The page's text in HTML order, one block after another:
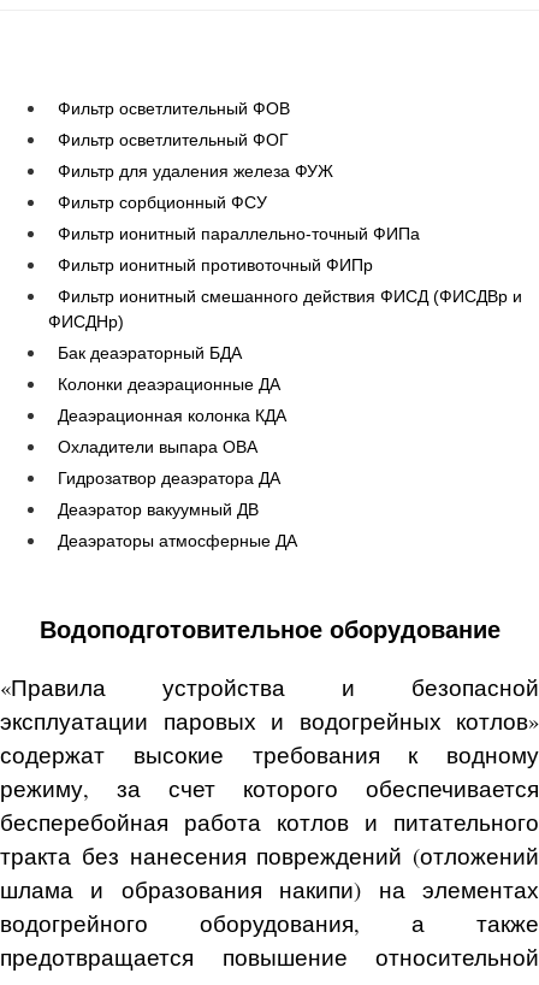
Фильтр осветлительный ФОВ
Фильтр осветлительный ФОГ
Фильтр для удаления железа ФУЖ
Фильтр сорбционный ФСУ
Фильтр ионитный параллельно-точный ФИПа
Фильтр ионитный противоточный ФИПр
Фильтр ионитный смешанного действия ФИСД (ФИСДВр и
ФИСДНр)
Бак деаэраторный БДА
Колонки деаэрационные ДА
Деаэрационная колонка КДА
Охладители выпара ОВА
Гидрозатвор деаэратора ДА
Деаэратор вакуумный ДВ
Деаэраторы атмосферные ДА
Водоподготовительное оборудование
«Правила устройства и безопасной
эксплуатации паровых и водогрейных котлов»
содержат высокие требования к водному
режиму, за счет которого обеспечивается
бесперебойная работа котлов и питательного
тракта без нанесения повреждений (отложений
шлама и образования накипи) на элементах
водогрейного оборудования, а также
предотвращается повышение относительной